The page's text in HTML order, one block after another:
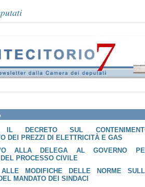
IL DECRETO SUL
DEI PREZZI DI ELETTRICITÀ E GAS
ALLA DELEGA AL GOVERNO
PROCESSO CIVILE
MODIFICHE DELLE NORME
MANDATO DEI SINDACI